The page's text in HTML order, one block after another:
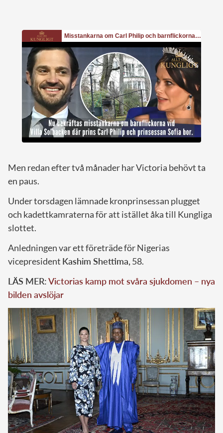
Men redan efter två månader har Victoria behövt ta
en paus.
Under torsdagen lämnade kronprinsessan plugget
och kadettkamraterna för att istället åka till Kungliga
slottet.
Anledningen var ett företräde för Nigerias
vicepresident Kashim Shettima, 58.
LÄS MER:Victorias kamp mot svåra sjukdomen – nya
bilden avslöjar